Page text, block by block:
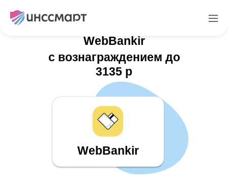
Партнерская программа
WebBankir
с вознаграждением до
3135 р
WebBankir